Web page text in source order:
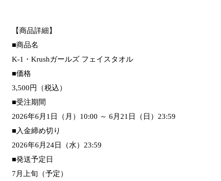
【商品詳細】
■商品名
K-1・Krushガールズ フェイスタオル
■価格
3,500円（税込）
■受注期間
2026年6月1日（月）10:00 ～ 6月21日（日）23:59
■入金締め切り
2026年6月24日（水）23:59
■発送予定日
7月上旬（予定）